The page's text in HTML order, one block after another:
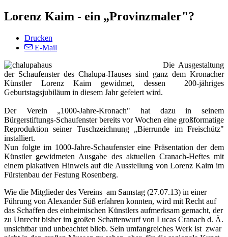
Lorenz Kaim - ein „Provinzmaler"?
Drucken
E-Mail
Die Ausgestaltung
der Schaufenster des Chalupa-Hauses sind ganz dem Kronacher
Künstler Lorenz Kaim gewidmet, dessen 200-jähriges
Geburtstagsjubiläum in diesem Jahr gefeiert wird.
Der Verein „1000-Jahre-Kronach" hat dazu in seinem
Bürgerstiftungs-Schaufenster bereits vor Wochen eine großformatige
Reproduktion seiner Tuschzeichnung „Bierrunde im Freischütz"
installiert.
Nun folgte im 1000-Jahre-Schaufenster eine Präsentation der dem
Künstler gewidmeten Ausgabe des aktuellen Cranach-Heftes mit
einem plakativen Hinweis auf die Ausstellung von Lorenz Kaim im
Fürstenbau der Festung Rosenberg.
Wie die Mitglieder des Vereins am Samstag (27.07.13) in einer
Führung von Alexander Süß erfahren konnten, wird mit Recht auf
das Schaffen des einheimischen Künstlers aufmerksam gemacht, der
zu Unrecht bisher im großen Schattenwurf von Lucas Cranach d. Ä.
unsichtbar und unbeachtet blieb. Sein umfangreiches Werk ist zwar